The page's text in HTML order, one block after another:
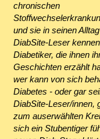
chronischen
und sie in seinen
DiabSite-Leser
Diabetiker, die ihnen
Geschichten erzählt
wer kann von sich
Diabetes - oder gar
DiabSite-Leser/innen,
zum auserwählten
sich ein Stubentiger